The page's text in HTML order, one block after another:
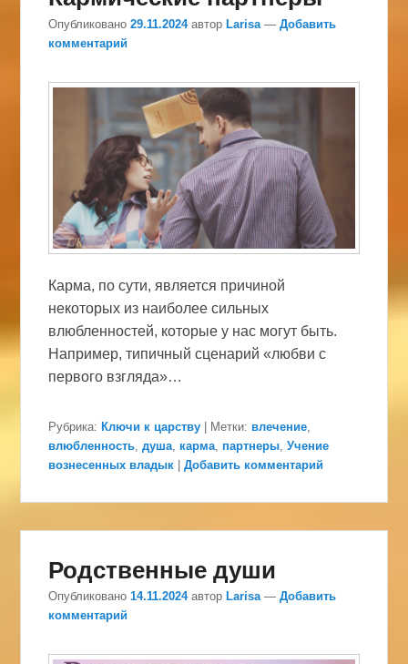
Опубликовано29.11.2024 автор Larisa —Добавить
комментарий
Карма, по сути, является причиной
некоторых из наиболее сильных
влюбленностей, которые у нас могут быть.
Например, типичный сценарий «любви с
первого взгляда»…
Рубрика: Ключи к царству | Метки: влечение
влюбленность ,душа карма партнеры ,Учение
вознесенных владык |Добавить комментарий
Родственные души
Опубликовано14.11.2024 автор Larisa —Добавить
комментарий